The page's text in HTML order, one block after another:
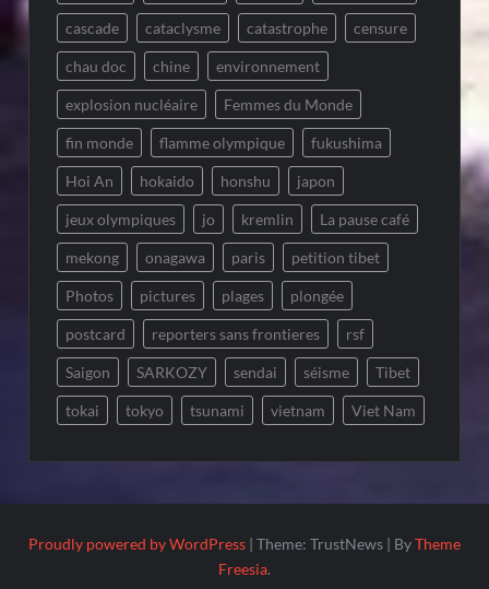
cascade cataclysme catastrophe censure
chau doc chine environnement
explosion nucléaire Femmes du Monde
fin monde flamme olympique fukushima
Hoi An hokaido honshu japon
jeux olympiques jo kremlin La pause café
mekong onagawa paris petition tibet
Photos pictures plages plongée
postcard reporters sans frontieres rsf
Saigon SARKOZY sendai séisme Tibet
tokai tokyo tsunami vietnam Viet Nam
Proudly powered by WordPress | Theme: TrustNews | ByTheme
Freesia.